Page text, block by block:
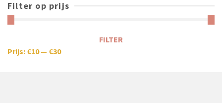
Filter op prijs
FILTER
Prijs: €10— €30